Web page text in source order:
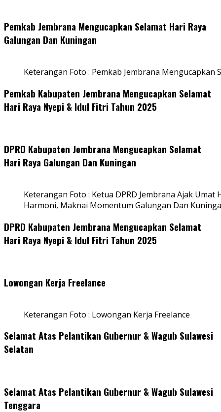
Pemkab Jembrana Mengucapkan Selamat Hari Raya
Galungan Dan Kuningan
Keterangan Foto : Pemkab Jembrana Mengucapkan
Pemkab Kabupaten Jembrana Mengucapkan Selamat
Hari Raya Nyepi & Idul Fitri Tahun 2025
DPRD Kabupaten Jembrana Mengucapkan Selamat
Hari Raya Galungan Dan Kuningan
Keterangan Foto : Ketua DPRD Jembrana Ajak
Harmoni, Maknai Momentum Galungan Dan
DPRD Kabupaten Jembrana Mengucapkan Selamat
Hari Raya Nyepi & Idul Fitri Tahun 2025
Lowongan Kerja Freelance
Keterangan Foto : Lowongan Kerja Freelance
Selamat Atas Pelantikan Gubernur & Wagub Sulawesi
Selatan
Selamat Atas Pelantikan Gubernur & Wagub Sulawesi
Tenggara